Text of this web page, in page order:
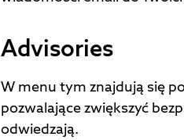
Advisories
W menu tym znajdują się
pozwalające zwiększyć
odwiedzają.